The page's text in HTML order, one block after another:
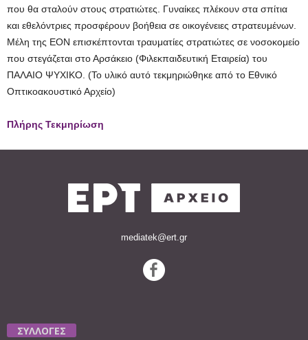
που θα σταλούν στους στρατιώτες. Γυναίκες πλέκουν στα σπίτια
και εθελόντριες προσφέρουν βοήθεια σε οικογένειες στρατευμένων.
Μέλη της ΕΟΝ επισκέπτονται τραυματίες στρατιώτες σε νοσοκομείο
που στεγάζεται στο Αρσάκειο (Φιλεκπαιδευτική Εταιρεία) του
ΠΑΛΑΙΟ ΨΥΧΙΚΟ. (Το υλικό αυτό τεκμηριώθηκε από το Εθνικό
Οπτικοακουστικό Αρχείο)
Πλήρης Τεκμηρίωση
mediatek@ert.gr
ΣΥΛΛΟΓΕΣ